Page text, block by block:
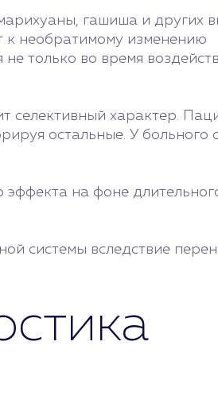
гашиша и других
к необратимому изменению
только во время
характер.
остальные. У
на фоне
системы вследствие